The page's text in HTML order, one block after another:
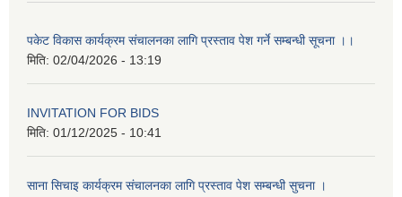
पकेट विकास कार्यक्रम संचालनका लागि प्रस्ताव पेश गर्ने सम्बन्धी सूचना ।।
मिति: 02/04/2026 - 13:19
INVITATION FOR BIDS
मिति: 01/12/2025 - 10:41
साना सिचाइ कार्यक्रम संचालनका लागि प्रस्ताव पेश सम्बन्धी सुचना ।